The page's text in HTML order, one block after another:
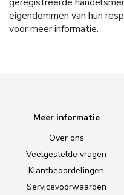
eigendommen van hun
voor meer informatie.
Meer informatie
Over ons
Veelgestelde vragen
Klantbeoordelingen
Servicevoorwaarden